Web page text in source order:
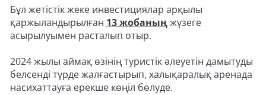
Бұл жетістік жеке инвестициялар арқылы
қаржыландырылған 13 жобаныңжүзеге
асырылуымен расталып отыр.
2024 жылы аймақ өзінің туристік әлеуетін дамытуды
белсенді түрде жалғастырып, халықаралық аренада
насихаттауға ерекше көңіл бөлуде.